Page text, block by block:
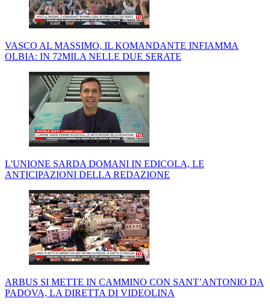
VASCO AL MASSIMO, IL KOMANDANTE INFIAMMA
OLBIA: IN 72MILA NELLE DUE SERATE
L'UNIONE SARDA DOMANI IN EDICOLA, LE
ANTICIPAZIONI DELLA REDAZIONE
ARBUS SI METTE IN CAMMINO CON SANT’ANTONIO DA
PADOVA, LA DIRETTA DI VIDEOLINA